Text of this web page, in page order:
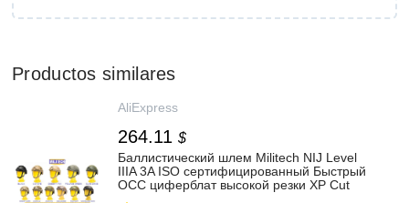
Productos similares
AliExpress
264.11 $
Баллистический шлем Militech NIJ Level
IIIA 3A ISO сертифицированный Быстрый
OCC циферблат высокой резки XP Cut